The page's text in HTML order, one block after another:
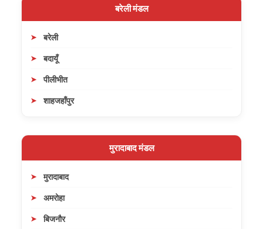
बरेली मंडल
बरेली
बदायूँ
पीलीभीत
शाहजहाँपुर
मुरादाबाद मंडल
मुरादाबाद
अमरोहा
बिजनौर